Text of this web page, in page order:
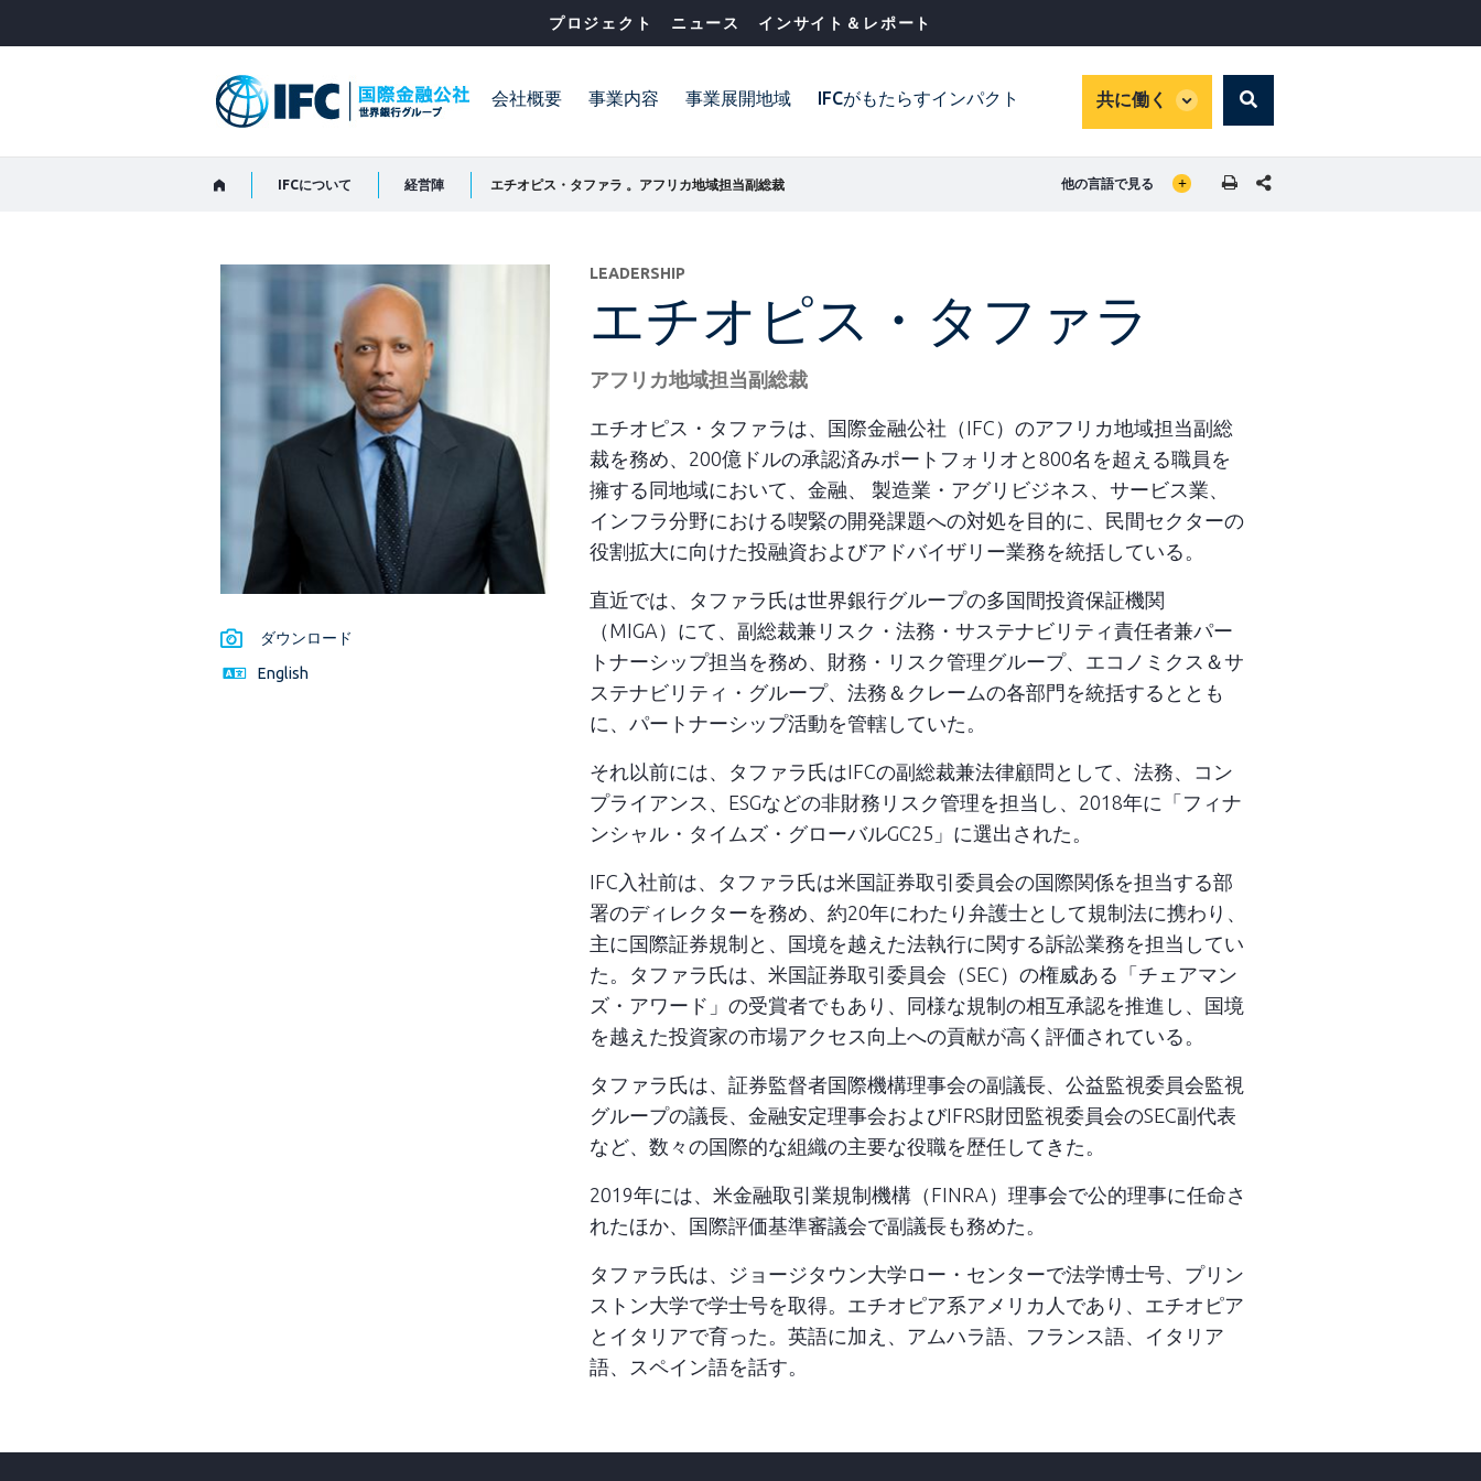
プロジェクト ニュース インサイト＆レポート
会社概要 事業内容 事業展開地域 IFCがもたらすインパクト 共に働く
global
Search
IFCについて 経営陣 エチオピス・タファラ 。アフリカ地域担当副総裁 GLOBAL LANGUAGE TOGGLER
他の言語で見る SHARE THIS PAGE
ダウンロード
English
LEADERSHIP
エチオピス・タファラ
アフリカ地域担当副総裁
エチオピス・タファラは、国際金融公社（IFC）のアフリカ地域担当副総
裁を務め、200億ドルの承認済みポートフォリオと800名を超える職員を
擁する同地域において、金融、 製造業・アグリビジネス、サービス業、
インフラ分野における喫緊の開発課題への対処を目的に、民間セクターの
役割拡大に向けた投融資およびアドバイザリー業務を統括している。
直近では、タファラ氏は世界銀行グループの多国間投資保証機関
（MIGA）にて、副総裁兼リスク・法務・サステナビリティ責任者兼パー
トナーシップ担当を務め、財務・リスク管理グループ、エコノミクス＆サ
ステナビリティ・グループ、法務＆クレームの各部門を統括するととも
に、パートナーシップ活動を管轄していた。
それ以前には、タファラ氏はIFCの副総裁兼法律顧問として、法務、コン
プライアンス、ESGなどの非財務リスク管理を担当し、2018年に「フィナ
ンシャル・タイムズ・グローバルGC25」に選出された。
IFC入社前は、タファラ氏は米国証券取引委員会の国際関係を担当する部
署のディレクターを務め、約20年にわたり弁護士として規制法に携わり、
主に国際証券規制と、国境を越えた法執行に関する訴訟業務を担当してい
た。タファラ氏は、米国証券取引委員会（SEC）の権威ある「チェアマン
ズ・アワード」の受賞者でもあり、同様な規制の相互承認を推進し、国境
を越えた投資家の市場アクセス向上への貢献が高く評価されている。
タファラ氏は、証券監督者国際機構理事会の副議長、公益監視委員会監視
グループの議長、金融安定理事会およびIFRS財団監視委員会のSEC副代表
など、数々の国際的な組織の主要な役職を歴任してきた。
2019年には、米金融取引業規制機構（FINRA）理事会で公的理事に任命さ
れたほか、国際評価基準審議会で副議長も務めた。
タファラ氏は、ジョージタウン大学ロー・センターで法学博士号、プリン
ストン大学で学士号を取得。エチオピア系アメリカ人であり、エチオピア
とイタリアで育った。英語に加え、アムハラ語、フランス語、イタリア
語、スペイン語を話す。